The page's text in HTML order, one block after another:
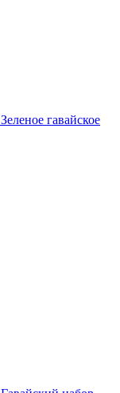
Зеленое гавайское